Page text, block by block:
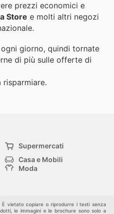
prezzi economici e
Store e molti altri negozi
giorno, quindi tornate
di più sulle offerte di
Supermercati
Casa e Mobili
Moda
vietato copiare o riprodurre i testi senza
le immagini e le brochure sono solo a